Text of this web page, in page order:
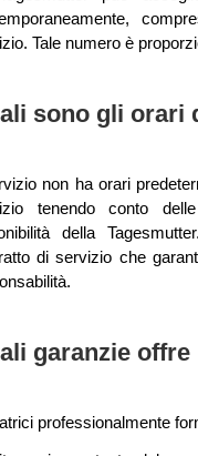
Tale numero è
sono gli orari
non ha orari
tenendo conto
della
di servizio che
garanzie
professionalmente